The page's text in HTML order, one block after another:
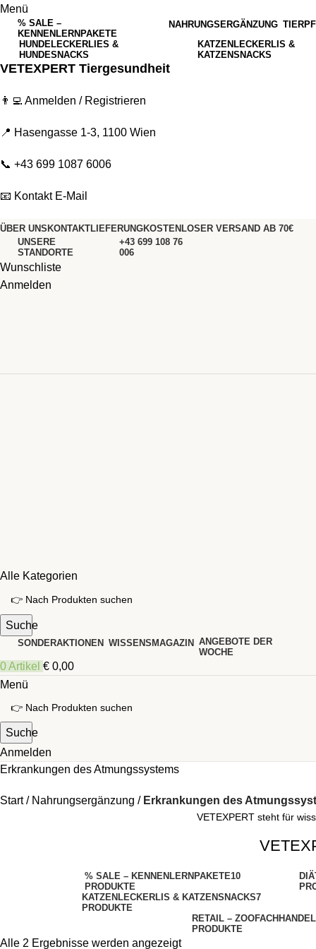
Menü
% SALE –
KENNENLERNPAKETE
NAHRUNGSERGÄNZUNG
HUNDELECKERLIES &
HUNDESNACKS
KATZENLECKERLIS &
KATZENSNACKS
VETEXPERT Tiergesundheit
👨‍💻 Anmelden / Registrieren
📍 Hasengasse 1-3, 1100 Wien
📞 +43 699 1087 6006
📧 Kontakt E-Mail
ÜBER UNS KONTAKTLIEFERUNGKOSTENLOSER VERSAND AB 70€
UNSERE
STANDORTE
+43 699 108 76
006
Wunschliste
Anmelden
Alle Kategorien
Suche
SONDERAKTIONEN WISSENSMAGAZIN ANGEBOTE DER
WOCHE
0Artikel € 0,00
Menü
Suche
Anmelden
Erkrankungen des Atmungssystems
Start Nahrungsergänzung Erkrankungen des
VETEXPERT steht für
% SALE – KENNENLERNPAKETE10
PRODUKTE
KATZENLECKERLIS & KATZENSNACKS7
PRODUKTE
RETAIL – ZOOFACHHANDEL
PRODUKTE
Alle 2 Ergebnisse werden angezeigt